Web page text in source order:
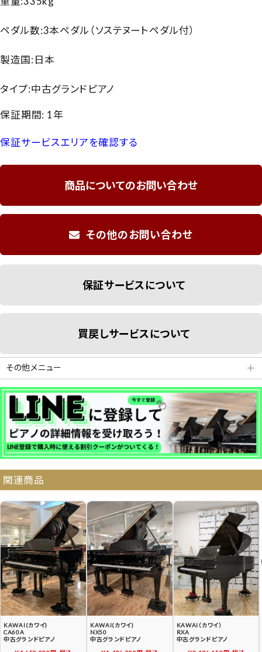
ペダル数:3本ペダル（ソステヌートペダル付）
製造国:日本
タイプ:中古グランドピアノ
保証期間: 1年
保証サービスエリアを確認する
商品についてのお問い合わせ
その他のお問い合わせ
保証サービスについて
買戻しサービスについて
その他メニュー ＋
分割払いシミュレーション
納品・サービス・消音取付可能エリア
よくある質問 送料について
契約後の流れ 保証サービス
中古ピアノ買戻しサービ
ス
中古ピアノの状態につい
て
関連商品
KAWAI(カワイ)
CA60A
中古グランドピアノ
KAWAI(カワイ)
NX50
中古グランドピアノ
KAWAI（カワイ）
RXA
中古グランドピアノ